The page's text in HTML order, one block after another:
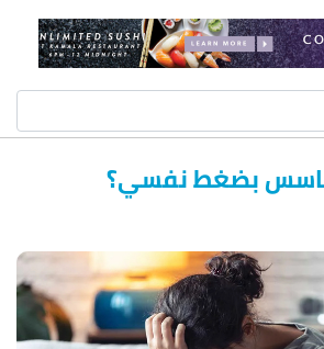
بضغط نفسي؟